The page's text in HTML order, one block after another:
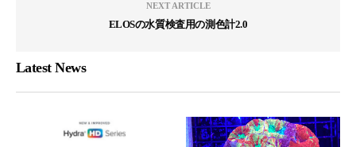
NEXT ARTICLE
ELOSの水質検査用の測色計2.0
Latest News